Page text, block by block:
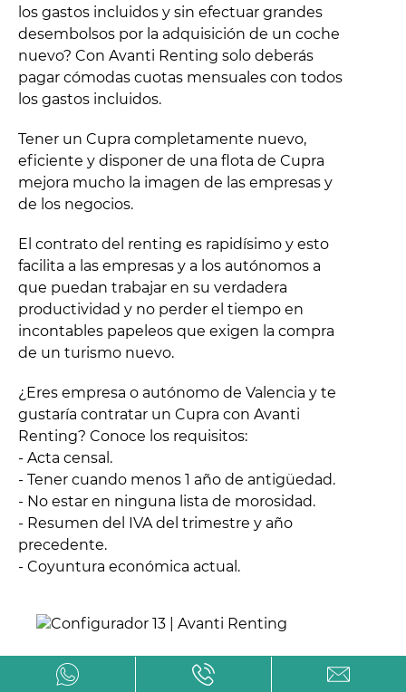
los gastos incluidos y sin efectuar grandes
desembolsos por la adquisición de un coche
nuevo? Con Avanti Renting solo deberás
pagar cómodas cuotas mensuales con todos
los gastos incluidos.
Tener un Cupra completamente nuevo,
eficiente y disponer de una flota de Cupra
mejora mucho la imagen de las empresas y
de los negocios.
El contrato del renting es rapidísimo y esto
facilita a las empresas y a los autónomos a
que puedan trabajar en su verdadera
productividad y no perder el tiempo en
incontables papeleos que exigen la compra
de un turismo nuevo.
¿Eres empresa o autónomo de Valencia y te
gustaría contratar un Cupra con Avanti
Renting? Conoce los requisitos:
- Acta censal.
- Tener cuando menos 1 año de antigüedad.
- No estar en ninguna lista de morosidad.
- Resumen del IVA del trimestre y año
precedente.
- Coyuntura económica actual.